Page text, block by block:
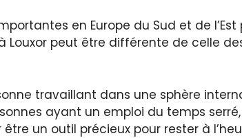
en Europe du Sud et de
Louxor peut être différente de celle
travaillant dans une sphère
ayant un emploi du temps
un outil précieux pour rester à